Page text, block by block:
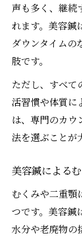
声も多く、継続
れます。美容鍼
ダウンタイムの
肢です。
ただし、すべて
活習慣や体質に
は、専門のカウ
法を選ぶことが
美容鍼による
むくみや二重顎
つです。美容鍼
水分や老廃物の